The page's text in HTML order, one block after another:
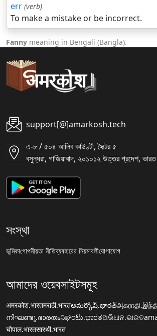
err (verb)
To make a mistake or be incorrect.
Fanny meaning in Bengali (Bangla).
support[@]amarkosh.tech
এ-৮ / ৫০৪ আলিব কাউণ্টী, সৈক্টর ৫
বসুন্ধরা, গাজিয়াবাদ, ২০১০১২ উত্তর প্রদেশ, ভারত
সংস্থা
ভূমিকাগোপনীয়তা নীতিব্যবহারের নিয়মাবলীযোগাযোগ
আমাদের ওয়েবসাইটসমূহ
अमरकोश.भारतमराठी.भारतఅమర్కోష్.భారత్
നിഘണ്ടു.ഭാരതംನಿಘಂಟು.ಭಾರತଅଭିଧାନ.ଭାରତ
चौपाल.भारतसारथी.भारत